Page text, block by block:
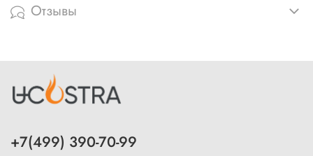
Отзывы
+7(499) 390-70-99